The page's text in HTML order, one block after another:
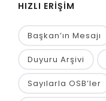
HIZLI ERİŞİM
Başkan’ın Mesajı
Duyuru Arşivi
Sayılarla OSB’ler